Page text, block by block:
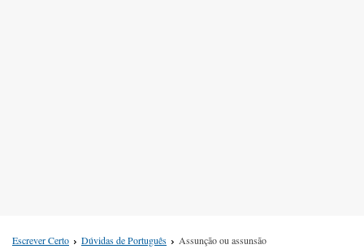
Escrever Certo Dúvidas de Português Assunção ou assunsão